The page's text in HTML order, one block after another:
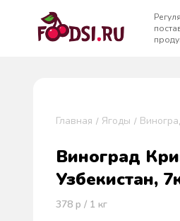
Главная Ягоды
Виноград
Узбекистан,
378 р / 1 кг